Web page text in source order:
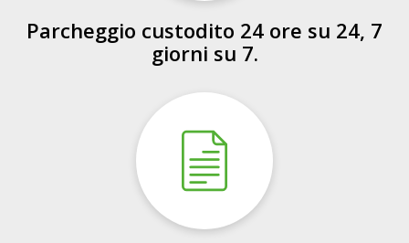
Parcheggio custodito 24 ore su 24, 7
giorni su 7.